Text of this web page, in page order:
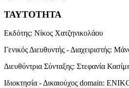
ΤΑΥΤΟΤΗΤΑ
Εκδότης: Νίκος Χατζηνικολάου
Γενικός Διευθυντής - Διαχειριστής:
Διευθύντρια Σύνταξης: Στεφανία
Ιδιοκτησία - Δικαιούχος domain: